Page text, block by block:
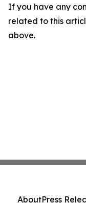
If you have any
related to this
above.
AboutPress